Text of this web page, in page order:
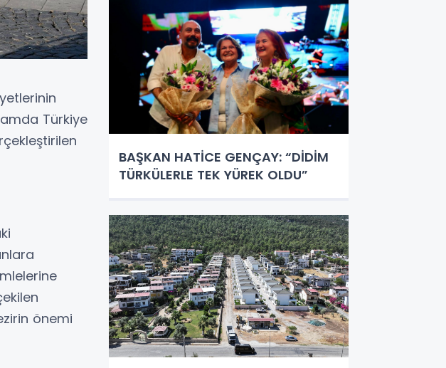
Türkiye
önemi
BAŞKAN HATİCE GENÇAY: “DİDİM
TÜRKÜLERLE TEK YÜREK OLDU”